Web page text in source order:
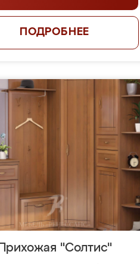
ПОДРОБНЕЕ
Прихожая "Солтис"